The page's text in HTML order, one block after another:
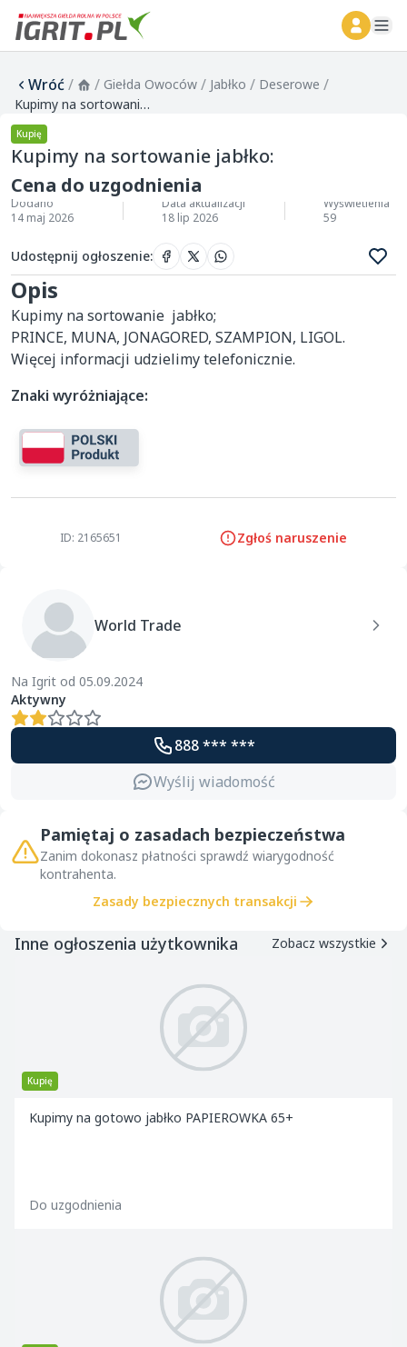
Wróć/ / Giełda Owoców / Jabłko / Deserowe /
Kupimy na sortowanie jabłko:
Kupię
Kupimy na sortowanie jabłko:
Cena do uzgodnienia
Dodano
14 maj 2026
Data aktualizacji
18 lip 2026
Wyświetlenia
59
Udostępnij ogłoszenie:
Opis
Kupimy na sortowanie  jabłko;
PRINCE, MUNA, JONAGORED, SZAMPION, LIGOL.
Więcej informacji udzielimy telefonicznie.
Znaki wyróżniające:
ID: 2165651 Zgłoś naruszenie
World Trade
Na Igrit od 05.09.2024
Aktywny
888 *** ***
Wyślij wiadomość
Pamiętaj o zasadach bezpieczeństwa
Zanim dokonasz płatności sprawdź wiarygodność
kontrahenta.
Zasady bezpiecznych transakcji
Inne ogłoszenia użytkownika Zobacz wszystkie
Kupię
Kupimy na gotowo jabłko PAPIEROWKA 65+
Do uzgodnienia